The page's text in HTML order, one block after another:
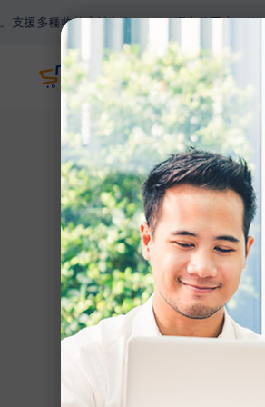
款方法如Paypal，網上信用卡，Wechat
網誌
【
【